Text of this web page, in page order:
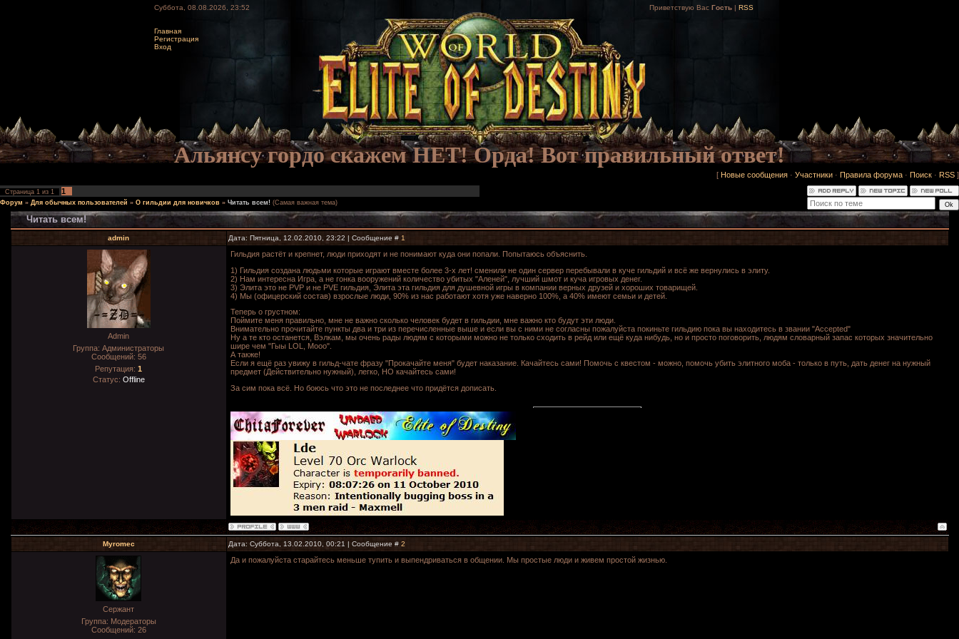
Суббота, 08.08.2026, 23:52
Главная
Регистрация
Вход
Приветствую Вас Гость | RSS
Альянсу гордо скажем НЕТ! Орда! Вот правильный ответ!
[ Новые сообщения · Участники · Правила форума · Поиск · RSS ]
Страница 1 из 1 1
Форум » Для обычных пользователей » О гильдии для новичков » Читать всем! (Самая важная тема)
Читать всем!
admin Дата: Пятница, 12.02.2010, 23:22 | Сообщение # 1
Admin
Группа: Администраторы
Сообщений: 56
Репутация: 1
Статус: Offline
Гильдия растёт и крепнет, люди приходят и не понимают куда они попали. Попытаюсь объяснить.
1) Гильдия создана людьми которые играют вместе более 3-х лет! сменили не один сервер перебывали в куче гильдий и всё же вернулись в элиту.
2) Нам интересна Игра, а не гонка вооружений количество убитых "Аленей", лучший шмот и куча игровых денег.
3) Элита это не PVP и не PVE гильдия, Элита эта гильдия для душевной игры в компании верных друзей и хороших товарищей.
4) Мы (офицерский состав) взрослые люди, 90% из нас работают хотя уже наверно 100%, а 40% имеют семьи и детей.
Теперь о грустном:
Поймите меня правильно, мне не важно сколько человек будет в гильдии, мне важно кто будут эти люди.
Внимательно прочитайте пункты два и три из перечисленные выше и если вы с ними не согласны пожалуйста покиньте гильдию пока вы находитесь в звании "Accepted"
Ну а те кто останется, Вэлкам, мы очень рады людям с которыми можно не только сходить в рейд или ещё куда нибудь, но и просто поговорить, людям словарный запас которых значительно
шире чем "Гыы LOL, Mooo".
А также!
Если я ещё раз увижу в гильд-чате фразу "Прокачайте меня" будет наказание. Качайтесь сами! Помочь с квестом - можно, помочь убить элитного моба - только в путь, дать денег на нужный
предмет (Действительно нужный), легко, НО качайтесь сами!
За сим пока всё. Но боюсь что это не последнее что придётся дописать.
Myromec Дата: Суббота, 13.02.2010, 00:21 | Сообщение # 2
Сержант
Группа: Модераторы
Сообщений: 26
Да и пожалуйста старайтесь меньше тупить и выпендриваться в общении. Мы простые люди и живем простой жизнью.